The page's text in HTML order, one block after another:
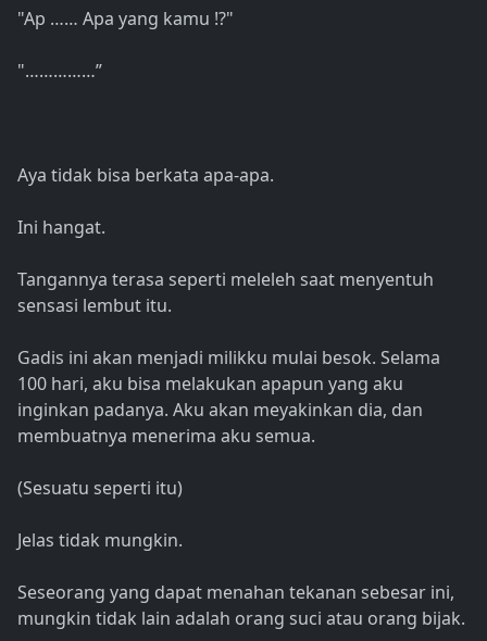
"Ap …… Apa yang kamu !?"
"……………”
Aya tidak bisa berkata apa-apa.
Ini hangat.
Tangannya terasa seperti meleleh saat menyentuh
sensasi lembut itu.
Gadis ini akan menjadi milikku mulai besok. Selama
100 hari, aku bisa melakukan apapun yang aku
inginkan padanya. Aku akan meyakinkan dia, dan
membuatnya menerima aku semua.
(Sesuatu seperti itu)
Jelas tidak mungkin.
Seseorang yang dapat menahan tekanan sebesar ini,
mungkin tidak lain adalah orang suci atau orang bijak.